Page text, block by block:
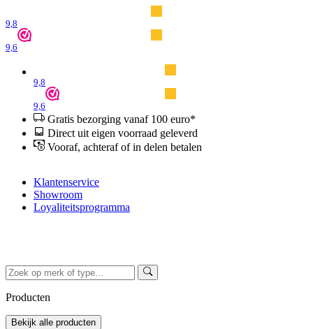
9,8
9,6
9,8
9,6
Gratis bezorging vanaf 100 euro*
Direct uit eigen voorraad geleverd
Vooraf, achteraf of in delen betalen
Klantenservice
Showroom
Loyaliteitsprogramma
Producten